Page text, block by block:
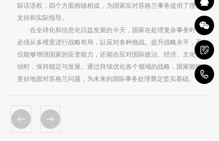
际话语权，四个方面相辅相成，为国家应对苏格兰事务提供了理论
支持和实际指导。
在全球化和信息化日益发展的今天，国家在处理复杂事务时，
必须从多维度进行战略布局，以应对各种挑战。提升战略水平，不
仅能够增强国家的应变能力，还能在应对国际政治、经济、文化变
动时，保持稳定与发展。通过持续优化各个领域的战略，国家能够
更好地面对苏格兰问题，为未来的国际事务处理奠定坚实基础。